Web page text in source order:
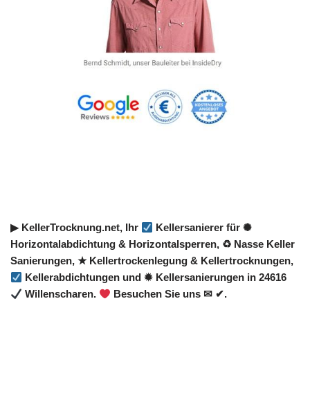
▶︎ KellerTrocknung.net, Ihr
Kellersanierer für ✺
Horizontalabdichtung & Horizontalsperren, ♻ Nasse Keller
Sanierungen, ★ Kellertrockenlegung & Kellertrocknungen,
Kellerabdichtungen und ✹ Kellersanierungen in 24616
Willenscharen.
Besuchen Sie uns ✉ ✔.